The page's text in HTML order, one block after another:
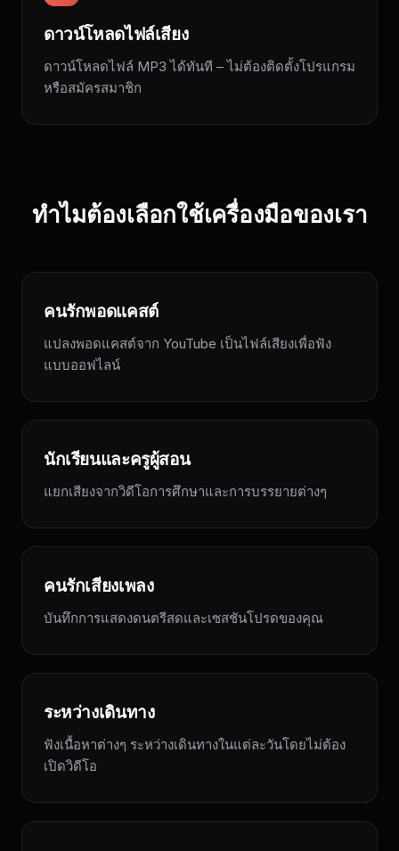
ดาวน์โหลดไฟล์เสียง
ดาวน์โหลดไฟล์ MP3 ได้ทันที – ไม่ต้องติดตั้งโปรแกรม
หรือสมัครสมาชิก
ทำไมต้องเลือกใช้เครื่องมือของเรา
คนรักพอดแคสต์
แปลงพอดแคสต์จาก YouTube เป็นไฟล์เสียงเพื่อฟัง
แบบออฟไลน์
นักเรียนและครูผู้สอน
แยกเสียงจากวิดีโอการศึกษาและการบรรยายต่างๆ
คนรักเสียงเพลง
บันทึกการแสดงดนตรีสดและเซสชันโปรดของคุณ
ระหว่างเดินทาง
ฟังเนื้อหาต่างๆ ระหว่างเดินทางในแต่ละวันโดยไม่ต้อง
เปิดวิดีโอ